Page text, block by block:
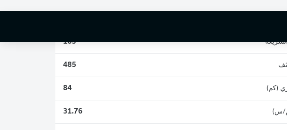
103
485
(كم) 84
س) 31.76